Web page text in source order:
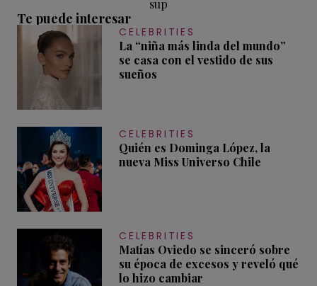
sup
Te puede interesar
CELEBRITIES
La “niña más linda del mundo”
se casa con el vestido de sus
sueños
CELEBRITIES
Quién es Dominga López, la
nueva Miss Universo Chile
CELEBRITIES
Matías Oviedo se sinceró sobre
su época de excesos y reveló qué
lo hizo cambiar